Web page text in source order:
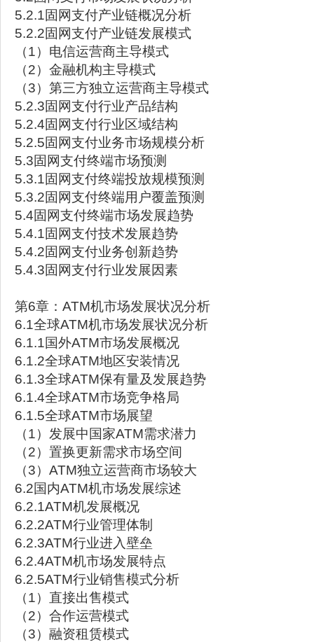
5.2.1固网支付产业链概况分析
5.2.2固网支付产业链发展模式
（1）电信运营商主导模式
（2）金融机构主导模式
（3）第三方独立运营商主导模式
5.2.3固网支付行业产品结构
5.2.4固网支付行业区域结构
5.2.5固网支付业务市场规模分析
5.3固网支付终端市场预测
5.3.1固网支付终端投放规模预测
5.3.2固网支付终端用户覆盖预测
5.4固网支付终端市场发展趋势
5.4.1固网支付技术发展趋势
5.4.2固网支付业务创新趋势
5.4.3固网支付行业发展因素
第6章：ATM机市场发展状况分析
6.1全球ATM机市场发展状况分析
6.1.1国外ATM市场发展概况
6.1.2全球ATM地区安装情况
6.1.3全球ATM保有量及发展趋势
6.1.4全球ATM市场竞争格局
6.1.5全球ATM市场展望
（1）发展中国家ATM需求潜力
（2）置换更新需求市场空间
（3）ATM独立运营商市场较大
6.2国内ATM机市场发展综述
6.2.1ATM机发展概况
6.2.2ATM行业管理体制
6.2.3ATM行业进入壁垒
6.2.4ATM机市场发展特点
6.2.5ATM行业销售模式分析
（1）直接出售模式
（2）合作运营模式
（3）融资租赁模式